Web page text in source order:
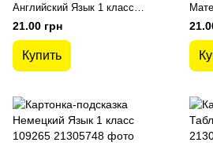
Английский Язык 1 класс
66440
21.00 грн
Купить